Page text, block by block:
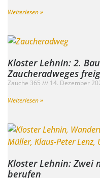
Weiterlesen »
Kloster Lehnin: 2.
Zaucheradweges
Zauche 365 14. Dezember
Weiterlesen »
Kloster Lehnin: Zwei
berufen